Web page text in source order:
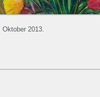
Oktober 2013.